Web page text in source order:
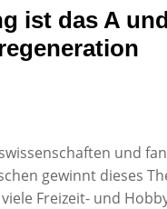
ist das A
und
gewinnt dieses
Freizeit- und